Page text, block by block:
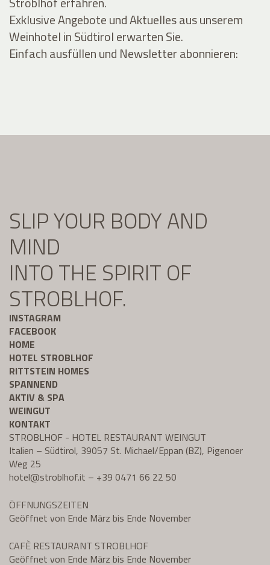
Exklusive Angebote und Aktuelles aus unserem
Weinhotel in Südtirol erwarten Sie.
Einfach ausfüllen und Newsletter abonnieren:
SLIP YOUR BODY AND
MIND
INTO THE SPIRIT OF
STROBLHOF.
INSTAGRAM
FACEBOOK
HOME
HOTEL STROBLHOF
RITTSTEIN HOMES
SPANNEND
AKTIV & SPA
WEINGUT
KONTAKT
STROBLHOF - HOTEL RESTAURANT WEINGUT
Italien – Südtirol, 39057 St. Michael/Eppan (BZ), Pigenoer
Weg 25
hotel@stroblhof.it – +39 0471 66 22 50
ÖFFNUNGSZEITEN
Geöffnet von Ende März bis Ende November
CAFÈ RESTAURANT STROBLHOF
Geöffnet von Ende März bis Ende November